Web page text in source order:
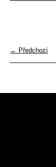
← Předchozí